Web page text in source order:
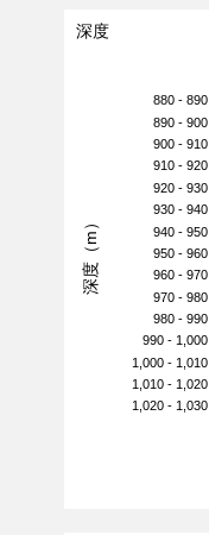
深度
880 - 890
890 - 900
900 - 910
910 - 920
920 - 930
930 - 940
940 - 950
950 - 960
960 - 970
970 - 980
980 - 990
990 - 1,000
1,000 - 1,010
1,010 - 1,020
1,020 - 1,030
深度（m）